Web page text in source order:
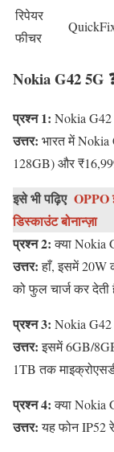
रिपेयर
फीचर
Nokia G42 5G
प्रश्न 1: Nokia G42
उत्तर: भारत में
128GB) और
इसे भी पढ़िए OPPO
डिस्काउंट बोनान्ज़ा
प्रश्न 2:क्या Nokia
उत्तर:हाँ, इसमें 20W
को फुल चार्ज कर देती
प्रश्न 3: Nokia
उत्तर:इसमें 6GB/
1TB तक
प्रश्न 4:क्या Nokia
उत्तर:यह फोन IP52